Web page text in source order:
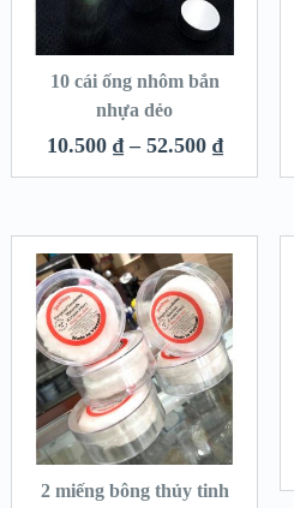
10 cái ống nhôm bắn
nhựa dẻo
10.500 ₫ – 52.500 ₫
2 miếng bông thủy tinh